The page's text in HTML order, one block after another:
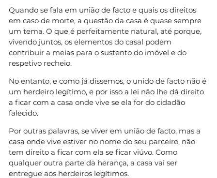
Quando se fala em união de facto e quais os direitos
em caso de morte, a questão da casa é quase sempre
um tema. O que é perfeitamente natural, até porque,
vivendo juntos, os elementos do casal podem
contribuir a meias para o sustento do imóvel e do
respetivo recheio.
No entanto, e como já dissemos, o unido de facto não é
um herdeiro legítimo, e por isso a lei não lhe dá direito
a ficar com a casa onde vive se ela for do cidadão
falecido.
Por outras palavras, se viver em união de facto, mas a
casa onde vive estiver no nome do seu parceiro, não
tem direito a ficar com ela se ficar viúvo. Como
qualquer outra parte da herança, a casa vai ser
entregue aos herdeiros legítimos.